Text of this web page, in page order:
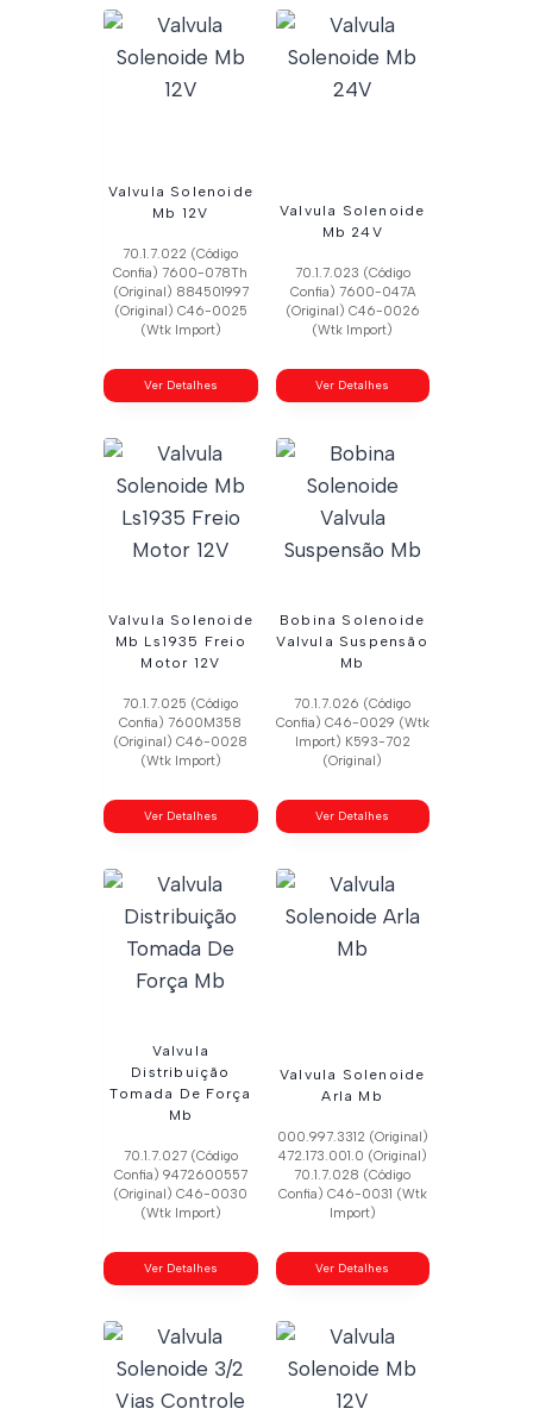
Valvula Solenoide
Mb 12V
70.1.7.022 (Código
Confia) 7600-078Th
(Original) 884501997
(Original) C46-0025
(Wtk Import)
Ver Detalhes
Valvula Solenoide
Mb 24V
70.1.7.023 (Código
Confia) 7600-047A
(Original) C46-0026
(Wtk Import)
Ver Detalhes
Valvula Solenoide
Mb Ls1935 Freio
Motor 12V
70.1.7.025 (Código
Confia) 7600M358
(Original) C46-0028
(Wtk Import)
Ver Detalhes
Bobina Solenoide
Valvula Suspensão
Mb
70.1.7.026 (Código
Confia) C46-0029 (Wtk
Import) K593-702
(Original)
Ver Detalhes
Valvula
Distribuição
Tomada De Força
Mb
70.1.7.027 (Código
Confia) 9472600557
(Original) C46-0030
(Wtk Import)
Ver Detalhes
Valvula Solenoide
Arla Mb
000.997.3312 (Original)
472.173.001.0 (Original)
70.1.7.028 (Código
Confia) C46-0031 (Wtk
Import)
Ver Detalhes